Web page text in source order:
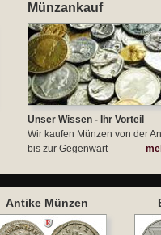
Münzankauf
Unser Wissen - Ihr Vorteil
Wir kaufen Münzen von der
bis zur Gegenwart
Antike Münzen